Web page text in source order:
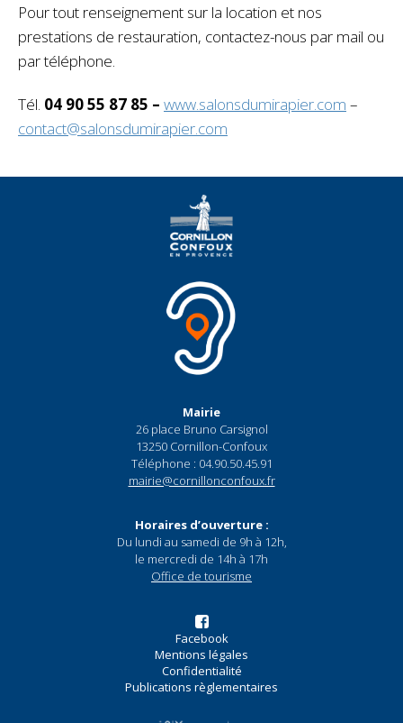
Pour tout renseignement sur la location et nos
prestations de restauration, contactez-nous par mail ou
par téléphone.
Tél. 04 90 55 87 85 – www.salonsdumirapier.com –
contact@salonsdumirapier.com
Mairie
26 place Bruno Carsignol
13250 Cornillon-Confoux
Téléphone : 04.90.50.45.91
mairie@cornillonconfoux.fr
Horaires d’ouverture :
Du lundi au samedi de 9h à 12h,
le mercredi de 14h à 17h
Office de tourisme
Facebook
Mentions légales
Confidentialité
Publications règlementaires